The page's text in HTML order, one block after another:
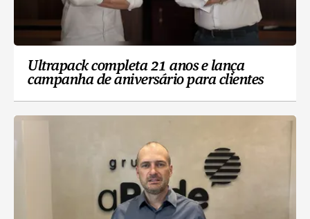
Ultrapack completa 21 anos e lança
campanha de aniversário para clientes